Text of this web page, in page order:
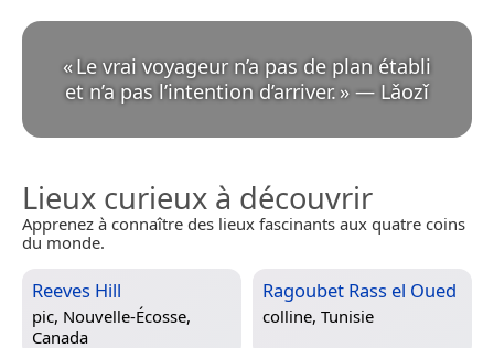
«Le vrai voyageur n’a pas de plan établi
et n’a pas l’intention d’arriver. » — Lǎozǐ
Lieux curieux à découvrir
Apprenez à connaître des lieux fascinants aux quatre coins
du monde.
Reeves Hill
pic, Nouvelle-Écosse,
Canada
Ragoubet Rass el Oued
colline, Tunisie